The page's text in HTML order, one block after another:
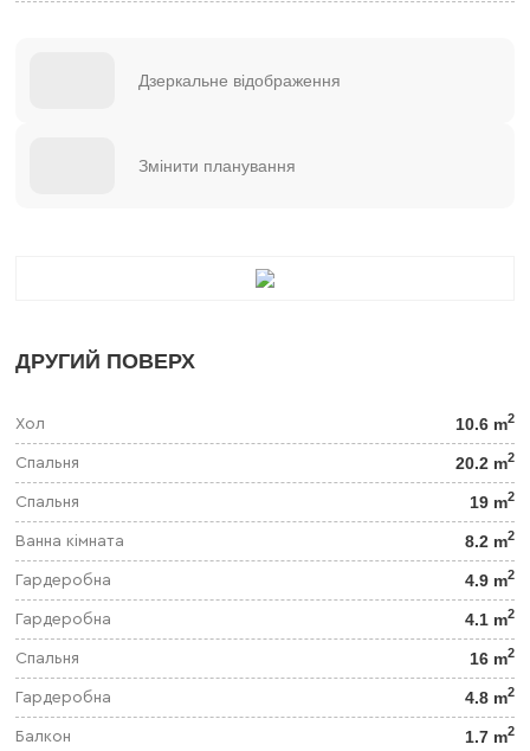
Дзеркальне відображення
Змінити планування
ДРУГИЙ ПОВЕРХ
Хол 10.6 m2
Спальня 20.2 m2
Спальня 19 m2
Ванна кімната 8.2 m2
Гардеробна 4.9 m2
Гардеробна 4.1 m2
Спальня 16 m2
Гардеробна 4.8 m2
Балкон 1.7 m2